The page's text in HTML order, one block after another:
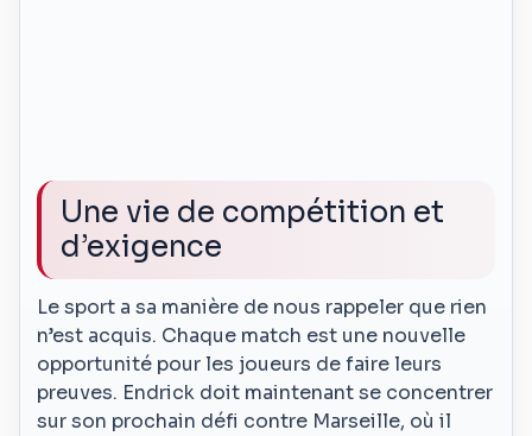
Une vie de compétition et
d’exigence
Le sport a sa manière de nous rappeler que rien
n’est acquis. Chaque match est une nouvelle
opportunité pour les joueurs de faire leurs
preuves. Endrick doit maintenant se concentrer
sur son prochain défi contre Marseille, où il